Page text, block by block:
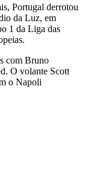
Portugal derrotou
da Luz, em
1 da Liga das
com Bruno
O volante Scott
o Napoli